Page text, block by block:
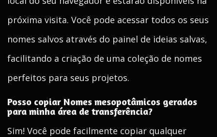
próxima visita. Você pode acessar todos os seus
nomes salvos através do painel de ideias salvas,
facilitando a criação de uma coleção de nomes
perfeitos para seus projetos.
Posso copiar Nomes mesopotâmicos gerados
para minha área de transferência?
Sim! Você pode facilmente copiar qualquer